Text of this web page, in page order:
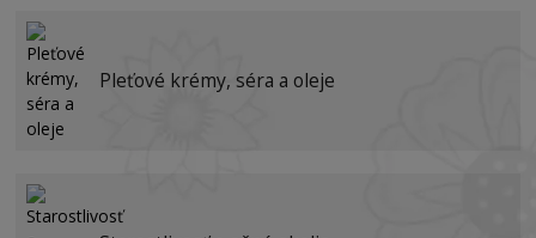
Pleťové krémy, séra a oleje